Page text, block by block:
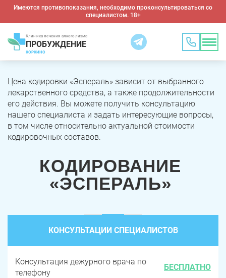
Имеются противопоказания, необходимо проконсультироваться со
специалистом. 18+
Клиника лечения алкоголизма
ПРОБУЖДЕНИЕ
КОРКИНО
КОДИРОВАНИЕ
«ЭСПЕРАЛЬ»
КОНСУЛЬТАЦИИ СПЕЦИАЛИСТОВ
Консультация дежурного врача по
телефону
БЕСПЛАТНО
Цена кодировки «Эспераль» зависит от выбранного
лекарственного средства, а также продолжительности
его действия. Вы можете получить консультацию
нашего специалиста и задать интересующие вопросы,
в том числе относительно актуальной стоимости
кодировочных составов.